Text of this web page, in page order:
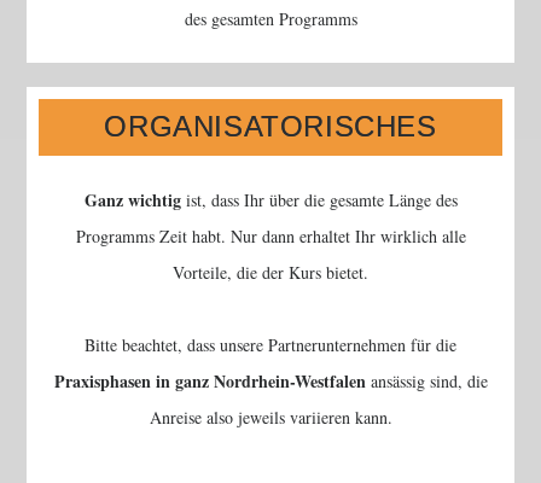
des gesamten Programms
Das Programm wird von derStaatskanzlei NRW gefördert
ist daher für Euchkomplett kostenlos!
ORGANISATORISCHES
Ganz wichtigist, dass Ihr über die gesamte Länge des
Programms Zeit habt. Nur dann erhaltet Ihr wirklich alle
Vorteile, die der Kurs bietet.
Bitte beachtet, dass unsere Partnerunternehmen für die
Praxisphasen in ganz Nordrhein-Westfalenansässig sind, die
Anreise also jeweils variieren kann.